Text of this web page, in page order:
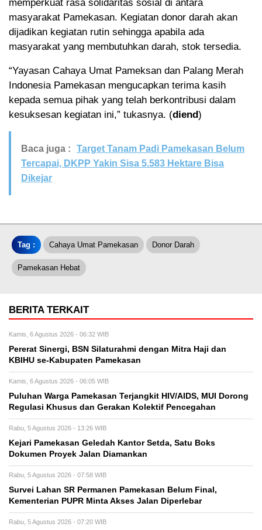
memperkuat rasa solidaritas sosial di antara
masyarakat Pamekasan. Kegiatan donor darah akan
dijadikan kegiatan rutin sehingga apabila ada
masyarakat yang membutuhkan darah, stok tersedia.
“Yayasan Cahaya Umat Pameksan dan Palang Merah
Indonesia Pamekasan mengucapkan terima kasih
kepada semua pihak yang telah berkontribusi dalam
kesuksesan kegiatan ini,” tukasnya. (diend)
Baca juga :
Target Tanam Padi Pamekasan Belum
Tercapai, DKPP Yakin Sisa 5.583 Hektare Bisa
Dikejar
Tag : Cahaya Umat Pamekasan Donor Darah
Pamekasan Hebat
BERITA TERKAIT
Kamis, 6 Agustus 2026 - 06:32 WIB
Pererat Sinergi, BSN Silaturahmi dengan Mitra Haji dan
KBIHU se-Kabupaten Pamekasan
Kamis, 6 Agustus 2026 - 06:05 WIB
Puluhan Warga Pamekasan Terjangkit HIV/AIDS, MUI Dorong
Regulasi Khusus dan Gerakan Kolektif Pencegahan
Rabu, 5 Agustus 2026 - 13:26 WIB
Kejari Pamekasan Geledah Kantor Setda, Satu Boks
Dokumen Proyek Jalan Diamankan
Rabu, 5 Agustus 2026 - 07:58 WIB
Survei Lahan SR Permanen Pamekasan Belum Final,
Kementerian PUPR Minta Akses Jalan Diperlebar
Rabu, 5 Agustus 2026 - 07:20 WIB